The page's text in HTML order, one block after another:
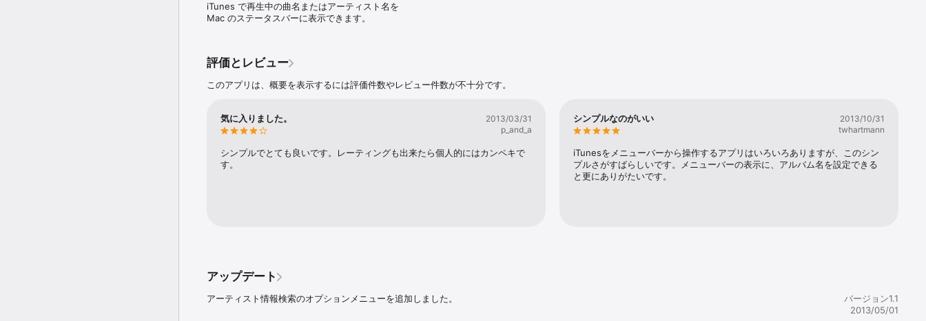
iTunes で再生中の曲名またはアーティスト名を
Mac のステータスバーに表示できます。
評価とレビュー
このアプリは、概要を表示するには評価件数やレビュー件数が不十分です。
気に入りました。
2013/03/31
p_and_a
シンプルでとても良いです。レーティングも出来たら個人的にはカンペキで
す。
シンプルなのがいい
2013/10/31
twhartmann
iTunesをメニューバーから操作するアプリはいろいろありますが、このシン
プルさがすばらしいです。メニューバーの表示に、アルバム名を設定できる
と更にありがたいです。
アップデート
アーティスト情報検索のオプションメニューを追加しました。
バージョン1.1
2013/05/01